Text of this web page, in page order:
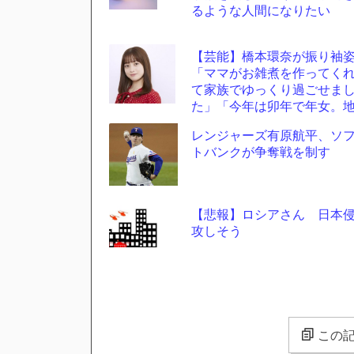
るような人間になりたい
【芸能】橋本環奈が振り袖
「ママがお雑煮を作ってく
て家族でゆっくり過ごせまし
た」「今年は卯年で年女。
レンジャーズ有原航平、ソフ
トバンクが争奪戦を制す
【悲報】ロシアさん 日本侵
攻しそう
この